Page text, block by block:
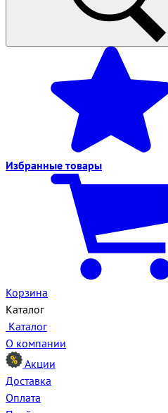
Избранные товары
Корзина
Каталог
Каталог
О компании
Акции
Доставка
Оплата